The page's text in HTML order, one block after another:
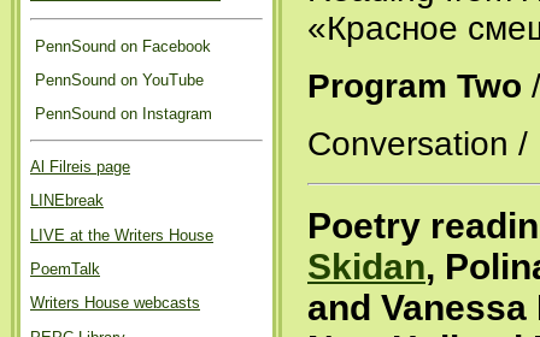
PennSound on Facebook
PennSound on YouTube
PennSound on Instagram
Al Filreis page
LINEbreak
LIVE at the Writers House
PoemTalk
Writers House webcasts
«Красное
Program Two
Conversation
Poetry
Skidan,
and